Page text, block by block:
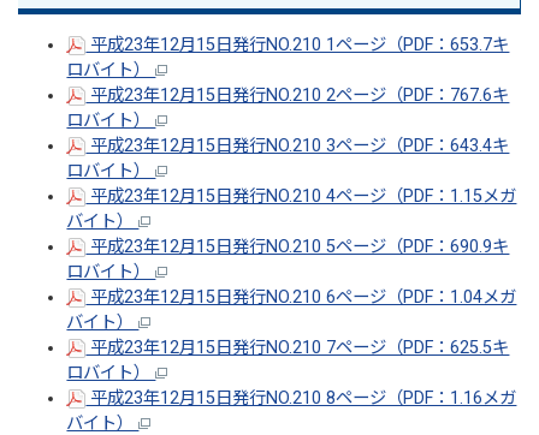
平成23年12月15日発行NO.210 1ページ（PDF：653.7キ
ロバイト）
平成23年12月15日発行NO.210 2ページ（PDF：767.6キ
ロバイト）
平成23年12月15日発行NO.210 3ページ（PDF：643.4キ
ロバイト）
平成23年12月15日発行NO.210 4ページ（PDF：1.15メガ
バイト）
平成23年12月15日発行NO.210 5ページ（PDF：690.9キ
ロバイト）
平成23年12月15日発行NO.210 6ページ（PDF：1.04メガ
バイト）
平成23年12月15日発行NO.210 7ページ（PDF：625.5キ
ロバイト）
平成23年12月15日発行NO.210 8ページ（PDF：1.16メガ
バイト）